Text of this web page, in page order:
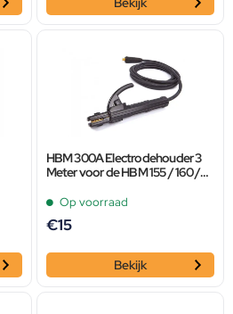
HBM 300A Electrodehouder 3
Meter voor de HBM 155 / 160 /
Op voorraad
€15
Bekijk